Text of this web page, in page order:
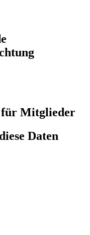
für Mitglieder
Daten